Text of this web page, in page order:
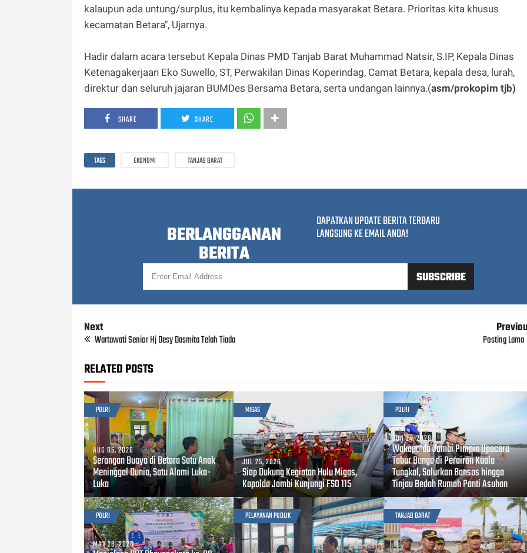
kalaupun ada untung/surplus, itu kembalinya kepada masyarakat Betara. Prioritas kita khusus
kecamatan Betara", Ujarnya.
Hadir dalam acara tersebut Kepala Dinas PMD Tanjab Barat Muhammad Natsir, S.IP, Kepala Dinas
Ketenagakerjaan Eko Suwello, ST, Perwakilan Dinas Koperindag, Camat Betara, kepala desa, lurah,
direktur dan seluruh jajaran BUMDes Bersama Betara, serta undangan lainnya.(asm/prokopim tjb)
SHARE SHARE
TAGS EKONOMI TANJAB BARAT
BERLANGGANAN
BERITA
DAPATKAN UPDATE BERITA TERBARU
LANGSUNG KE EMAIL ANDA!
Next
Wartawati Senior Hj Desy Dasmita Telah Tiada Posting Lama
RELATED POSTS
POLRI
AUG 05, 2026
Serangan Buaya di Betara Satu Anak
Meninggal Dunia, Satu Alami Luka-
Luka
MIGAS
JUL 25, 2026
Siap Dukung Kegiatan Hulu Migas,
Kapolda Jambi Kunjungi FSO 115
POLRI
JUN 24, 2026
Wakapolda Jambi Pimpin Upacara
Tabur Bunga di Perairan Kuala
Tungkal, Salurkan Bansos hingga
Tinjau Bedah Rumah Panti Asuhan
POLRI
MAY 28, 2026
PELAYANAN PUBLIK TANJAB BARAT